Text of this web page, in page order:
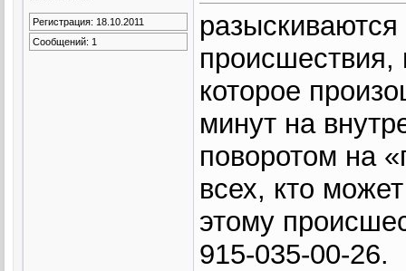
Регистрация: 18.10.2011
Сообщений: 1
происшествия,
которое
минут на
поворотом на
всех, кто
этому
915-035-00-26.